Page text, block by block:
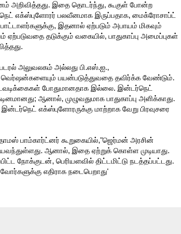
அறிவித்தது. இதை தொடர்ந்து, கூகுள் போன்ற
எக்ஸ்புளோரர் பலவீனமாக இருப்பதாக, மைக்ரோசாப்ட்
இதனால் ஏற்படும் அபாயம் மிகவும்
தடுக்கும் வகையில், பாதுகாப்பு அமைப்புகள்
அலுவலகம் அல்லது பி.எஸ்.ஐ.,
பயன்படுத்துவதை தவிர்க்க வேண்டும்.
போதுமானதாக இல்லை. இன்டர்நெட்
ஆனால், முழுவதுமாக பாதுகாப்பு அளிக்காது.
எக்ஸ்புளோரருக்கு மாற்றாக வேறு பிரவுசரை
பாம்கார்ட்னர் கூறுகையில்,"ஜெர்மன் அரசின்
ஆனால், இதை ஏற்றுக் கொள்ள முடியாது.
நோக்குடன், பெரியளவில் திட்டமிட்டு நடத்தப்பட்டது.
எதிராக நடைபெறாது'